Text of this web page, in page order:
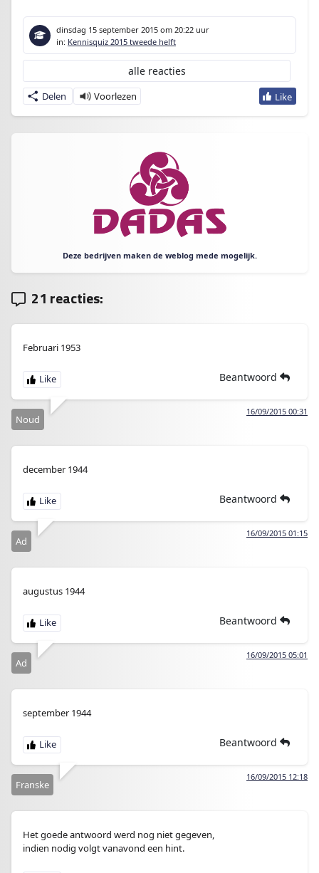
dinsdag 15 september 2015 om 20:22 uur
in: Kennisquiz 2015 tweede helft
Delen
alle reacties
Deze bedrijven maken de weblog mede mogelijk.
21 reacties:
Februari 1953
Beantwoord
16/09/2015 00:31
Noud
december 1944
Beantwoord
16/09/2015 01:15
Ad
augustus 1944
Beantwoord
16/09/2015 05:01
Ad
september 1944
Beantwoord
16/09/2015 12:18
Franske
Het goede antwoord werd nog niet gegeven,
indien nodig volgt vanavond een hint.